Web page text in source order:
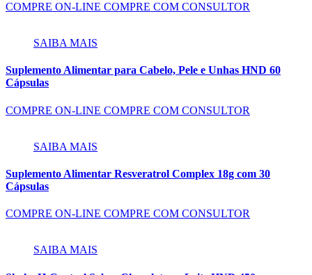
COMPRE ON-LINE COMPRE COM CONSULTOR
SAIBA MAIS
Suplemento Alimentar para Cabelo, Pele e Unhas HND 60
Cápsulas
COMPRE ON-LINE COMPRE COM CONSULTOR
SAIBA MAIS
Suplemento Alimentar Resveratrol Complex 18g com 30
Cápsulas
COMPRE ON-LINE COMPRE COM CONSULTOR
SAIBA MAIS